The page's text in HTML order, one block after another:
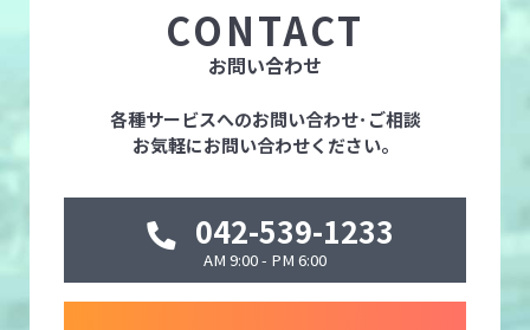
CONTACT
お問い合わせ
各種サービスへのお問い合わせ･ご相談
お気軽にお問い合わせください。
042-539-1233
AM 9:00 - PM 6:00